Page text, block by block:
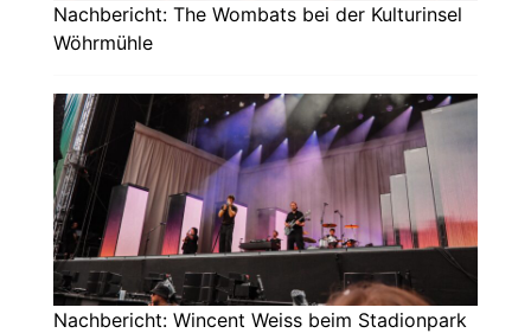
Nachbericht: The Wombats bei der Kulturinsel
Wöhrmühle
Nachbericht: Wincent Weiss beim Stadionpark